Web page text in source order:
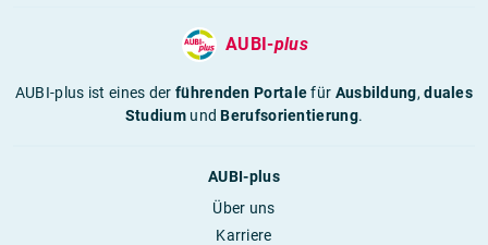
AUBI-plus
AUBI-plus ist eines derführenden Portalefür Ausbildung,duales
StudiumundBerufsorientierung.
AUBI-plus
Über uns
Karriere